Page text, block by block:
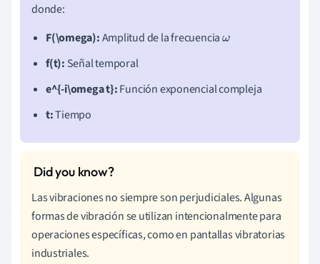
donde:
F(\omega):Amplitud de la frecuenciaω
f(t): Señal temporal
e^{-i\omega t}:Función exponencial compleja
t:Tiempo
Las vibraciones no siempre son perjudiciales. Algunas
formas de vibración se utilizan intencionalmente para
operaciones específicas, como en pantallas vibratorias
industriales.